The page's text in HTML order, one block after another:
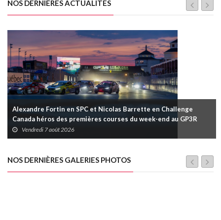
NOS DERNIÈRES ACTUALITÉS
Alexandre Fortin en SPC et Nicolas Barrette en Challenge
Canada héros des premières courses du week-end au GP3R
Vendredi 7 août 2026
NOS DERNIÈRES GALERIES PHOTOS